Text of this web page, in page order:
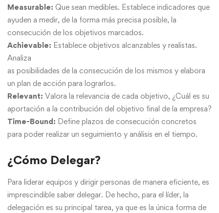
Measurable: Que sean medibles. Establece indicadores que
ayuden a medir, de la forma más precisa posible, la
consecución de los objetivos marcados.
Achievable: Establece objetivos alcanzables y realistas.
Analiza
as posibilidades de la consecución de los mismos y elabora
un plan de acción para lograrlos.
Relevant: Valora la relevancia de cada objetivo, ¿Cuál es su
aportación a la contribución del objetivo final de la empresa?
Time-Bound: Define plazos de consecución concretos
para poder realizar un seguimiento y análisis en el tiempo.
¿Cómo Delegar?
Para liderar equipos y dirigir personas de manera eficiente, es
imprescindible saber delegar. De hecho, para el líder, la
delegación es su principal tarea, ya que es la única forma de